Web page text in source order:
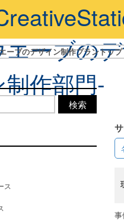
ーブのデザイン制作プラントップ
検索
ス